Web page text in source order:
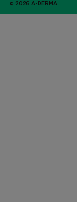
© 2026 A-DERMA